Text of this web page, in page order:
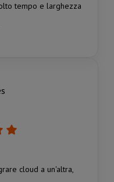
tempo e larghezza
cloud a un'altra,